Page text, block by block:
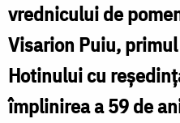
vrednicului de
Visarion Puiu,
Hotinului cu
împlinirea a 59 de